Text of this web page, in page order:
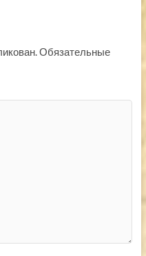
Обязательные